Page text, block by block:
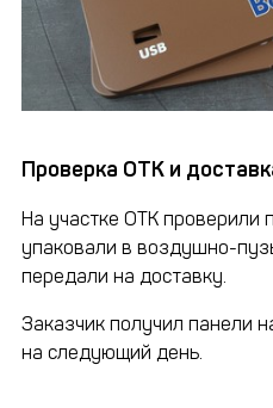
Проверка ОТК и
На участке ОТК проверили
упаковали в воздушно-
передали на доставку.
Заказчик получил панели
на следующий день.